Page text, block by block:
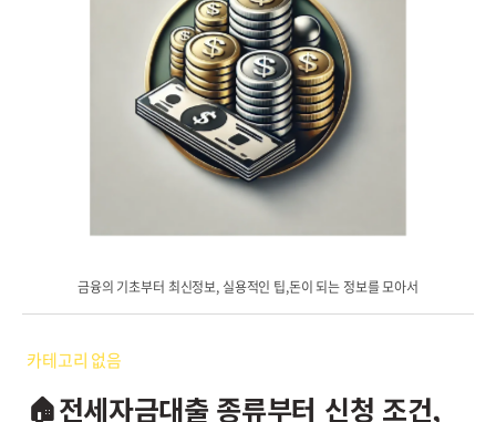
금융의 기초부터 최신정보, 실용적인 팁,돈이 되는 정보를 모아서
카테고리 없음
🏠전세자금대출 종류부터 신청 조건,